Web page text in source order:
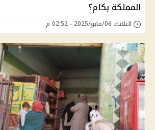
المملكة بكام؟
الثلاثاء 06/مايو/2025 - 02:52 م